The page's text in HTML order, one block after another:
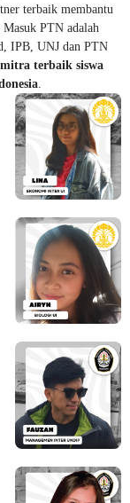
terbaik membantu
PTN adalah
IPB, UNJ dan PTN
terbaik siswa